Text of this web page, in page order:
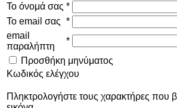
Το όνομά σας *
Το email σας *
email
παραλήπτη
*
Προσθήκη μηνύματος
Κωδικός ελέγχου
Πληκτρολογήστε τους χαρακτήρες που